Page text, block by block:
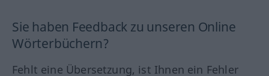
Sie haben Feedback zu unseren Online
Wörterbüchern?
Fehlt eine Übersetzung, ist Ihnen ein Fehler